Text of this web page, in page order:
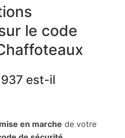
le code
est-il
en marche de votre